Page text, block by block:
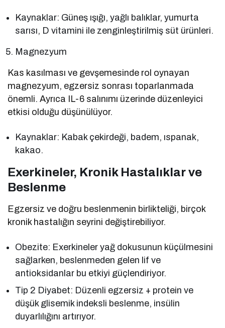
Kaynaklar: Güneş ışığı, yağlı balıklar, yumurta
sarısı, D vitamini ile zenginleştirilmiş süt ürünleri.
Magnezyum
Kas kasılması ve gevşemesinde rol oynayan
magnezyum, egzersiz sonrası toparlanmada
önemli. Ayrıca IL-6 salınımı üzerinde düzenleyici
etkisi olduğu düşünülüyor.
Kaynaklar: Kabak çekirdeği, badem, ıspanak,
kakao.
Exerkineler, Kronik Hastalıklar ve
Beslenme
Egzersiz ve doğru beslenmenin birlikteliği, birçok
kronik hastalığın seyrini değiştirebiliyor.
Obezite: Exerkineler yağ dokusunun küçülmesini
sağlarken, beslenmeden gelen lif ve
antioksidanlar bu etkiyi güçlendiriyor.
Tip 2 Diyabet: Düzenli egzersiz + protein ve
düşük glisemik indeksli beslenme, insülin
duyarlılığını artırıyor.